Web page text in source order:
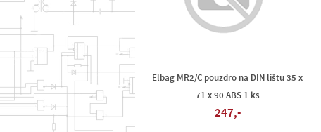
Elbag MR2/C pouzdro na DIN lištu 35 x
71 x 90 ABS 1 ks
247,-